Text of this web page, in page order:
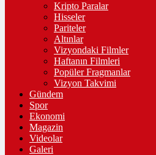
Kripto Paralar
Hisseler
Pariteler
Altınlar
Vizyondaki Filmler
Haftanın Filmleri
Popüler Fragmanlar
Vizyon Takvimi
Gündem
Spor
Ekonomi
Magazin
Videolar
Galeri